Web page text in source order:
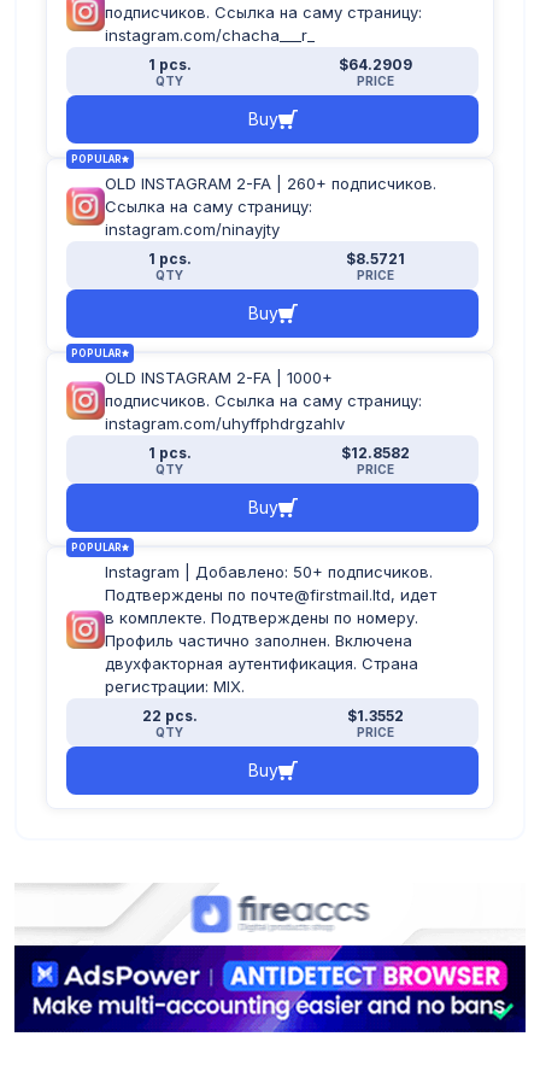
подписчиков. Ссылка на саму страницу:
instagram.com/chacha___r_
1 pcs.
QTY
$64.2909
PRICE
Buy
POPULAR
OLD INSTAGRAM 2-FA | 260+ подписчиков.
Ссылка на саму страницу:
instagram.com/ninayjty
1 pcs.
QTY
$8.5721
PRICE
Buy
POPULAR
OLD INSTAGRAM 2-FA | 1000+
подписчиков. Ссылка на саму страницу:
instagram.com/uhyffphdrgzahlv
1 pcs.
QTY
$12.8582
PRICE
Buy
POPULAR
Instagram | Добавлено: 50+ подписчиков.
Подтверждены по почте@firstmail.ltd, идет
в комплекте. Подтверждены по номеру.
Профиль частично заполнен. Включена
двухфакторная аутентификация. Страна
регистрации: MIX.
22 pcs.
QTY
$1.3552
PRICE
Buy